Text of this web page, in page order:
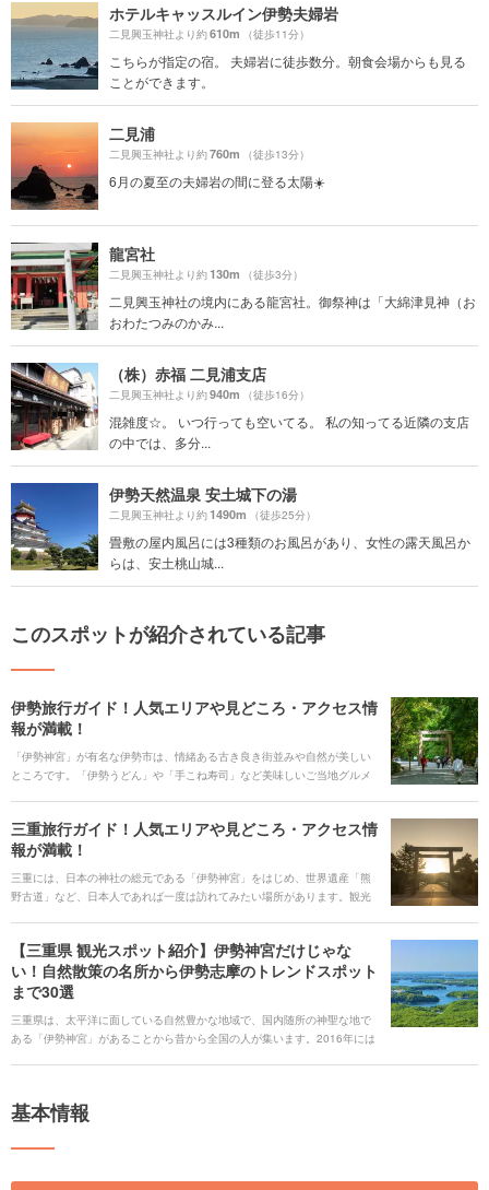
ホテルキャッスルイン伊勢夫婦岩
二見興玉神社より約610m （徒歩11分）
こちらが指定の宿。 夫婦岩に徒歩数分。朝食会場からも見る
ことができます。
二見浦
二見興玉神社より約760m （徒歩13分）
6月の夏至の夫婦岩の間に登る太陽☀️
龍宮社
二見興玉神社より約130m （徒歩3分）
二見興玉神社の境内にある龍宮社。御祭神は「大綿津見神（お
おわたつみのかみ...
（株）赤福 二見浦支店
二見興玉神社より約940m （徒歩16分）
混雑度☆。 いつ行っても空いてる。 私の知ってる近隣の支店
の中では、多分...
伊勢天然温泉 安土城下の湯
二見興玉神社より約1490m （徒歩25分）
畳敷の屋内風呂には3種類のお風呂があり、女性の露天風呂か
らは、安土桃山城...
このスポットが紹介されている記事
伊勢旅行ガイド！人気エリアや見どころ・アクセス情
報が満載！
「伊勢神宮」が有名な伊勢市は、情緒ある古き良き街並みや自然が美しい
ところです。「伊勢うどん」や「手こね寿司」など美味しいご当地グルメ
を旅行する時に役立つ、見どころや観光スポット、ご当地グルメ、アクセ
ス、宿泊施設、イベント、お得なチケットなどを一挙にご紹介します！
三重旅行ガイド！人気エリアや見どころ・アクセス情
報が満載！
三重には、日本の神社の総元である「伊勢神宮」をはじめ、世界遺産「熊
野古道」など、日本人であれば一度は訪れてみたい場所があります。観光
の絶景、といろいろな楽しみが待っています。 三重に旅行するなら、ぜひ
訪れたい人気の観光スポットや旅の見どころ、ご当地グルメ、アクセス情
報やオススメのホテルまで、まとめてご紹介します。
【三重県 観光スポット紹介】伊勢神宮だけじゃな
い！自然散策の名所から伊勢志摩のトレンドスポット
まで30選
三重県は、太平洋に面している自然豊かな地域で、国内随所の神聖な地で
ある「伊勢神宮」があることから昔から全国の人が集います。2016年には
のグルメは、太平洋の恵みをたっぷり受けた伊勢海老や牡蠣などの海鮮
三重県の観光地をご紹介していきます。
基本情報